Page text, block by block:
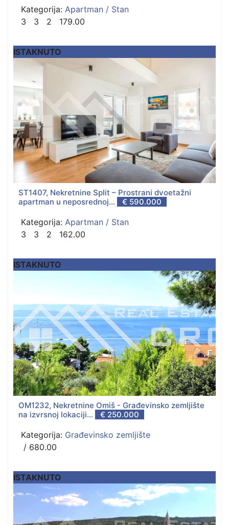
Kategorija: Apartman / Stan
3
3 2 179.00
ISTAKNUTO
ST1407, Nekretnine Split – Prostrani dvoetažni
apartman u neposrednoj...
€ 590.000
Kategorija: Apartman / Stan
3
3 2 162.00
ISTAKNUTO
OM1232, Nekretnine Omiš - Građevinsko zemljište
na izvrsnoj lokaciji...
€ 250.000
Kategorija: Građevinsko zemljište
/ 680.00
ISTAKNUTO